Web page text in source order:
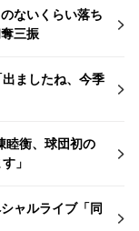
ないくらい落ち
三振
ましたね、今季
睦衡、球団初の
」
ャルライブ「同